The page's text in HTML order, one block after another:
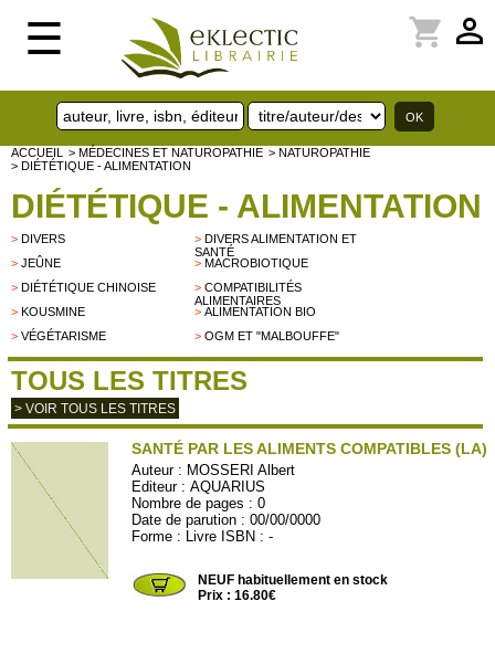
☰ perm_identity
shopping_cart
ACCUEIL > MÉDECINES ET NATUROPATHIE > NATUROPATHIE
> DIÉTÉTIQUE - ALIMENTATION
DIÉTÉTIQUE - ALIMENTATION
> DIVERS >DIVERS ALIMENTATION ET
SANTÉ
> JEÛNE >MACROBIOTIQUE
> DIÉTÉTIQUE CHINOISE >COMPATIBILITÉS
ALIMENTAIRES
> KOUSMINE >ALIMENTATION BIO
> VÉGÉTARISME >OGM ET "MALBOUFFE"
TOUS LES TITRES
> VOIR TOUS LES TITRES
SANTÉ PAR LES ALIMENTS COMPATIBLES (LA)
Auteur : MOSSERI Albert
Editeur :AQUARIUS
Nombre de pages : 0
Date de parution : 00/00/0000
Forme : Livre ISBN : -
NEUF habituellement en stock
Prix : 16.80€